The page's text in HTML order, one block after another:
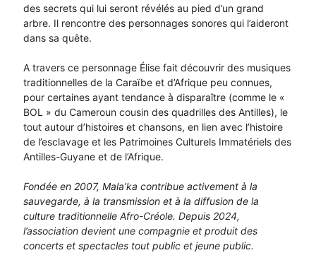
des secrets qui lui seront révélés au pied d’un grand
arbre. Il rencontre des personnages sonores qui l’aideront
dans sa quête.
A travers ce personnage Élise fait découvrir des musiques
traditionnelles de la Caraïbe et d’Afrique peu connues,
pour certaines ayant tendance à disparaître (comme le «
BOL » du Cameroun cousin des quadrilles des Antilles), le
tout autour d’histoires et chansons, en lien avec l’histoire
de l’esclavage et les Patrimoines Culturels Immatériels des
Antilles-Guyane et de l’Afrique.
Fondée en 2007, Mala’ka contribue activement à la
sauvegarde, à la transmission et à la diffusion de la
culture traditionnelle Afro-Créole. Depuis 2024,
l’association devient une compagnie et produit des
concerts et spectacles tout public et jeune public.